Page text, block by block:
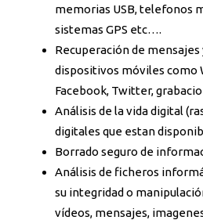
memorias USB, telefonos
sistemas GPS etc….
Recuperación de
dispositivos móviles como
Facebook, Twitter,
Análisis de la vida digital
digitales que estan
Borrado seguro de
Análisis de ficheros
su integridad o
vídeos, mensajes,